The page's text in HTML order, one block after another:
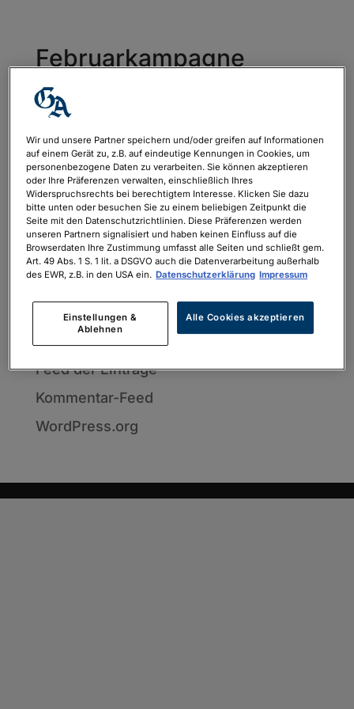
Februarkampagne
Neueste Kommentare
Archiv
Kategorien
Keine Kategorien
Meta
Feed der Einträge
Kommentar-Feed
WordPress.org
Wir und unsere Partner speichern und/oder greifen auf Informationen
auf einem Gerät zu, z.B. auf eindeutige Kennungen in Cookies, um
personenbezogene Daten zu verarbeiten. Sie können akzeptieren
oder Ihre Präferenzen verwalten, einschließlich Ihres
Widerspruchsrechts bei berechtigtem Interesse. Klicken Sie dazu
bitte unten oder besuchen Sie zu einem beliebigen Zeitpunkt die
Seite mit den Datenschutzrichtlinien. Diese Präferenzen werden
unseren Partnern signalisiert und haben keinen Einfluss auf die
Browserdaten Ihre Zustimmung umfasst alle Seiten und schließt gem.
Art. 49 Abs. 1 S. 1 lit. a DSGVO auch die Datenverarbeitung außerhalb
des EWR, z.B. in den USA ein. Datenschutzerklärung Impressum
Einstellungen &
Ablehnen
Alle Cookies akzeptieren